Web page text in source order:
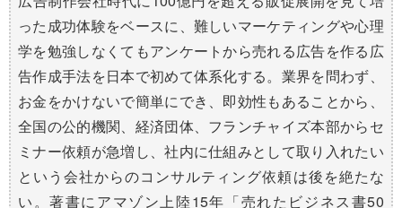
った成功体験をベースに、難しいマーケティングや心理
学を勉強しなくてもアンケートから売れる広告を作る広
告作成手法を日本で初めて体系化する。業界を問わず、
お金をかけないで簡単にでき、即効性もあることから、
全国の公的機関、経済団体、フランチャイズ本部からセ
ミナー依頼が急増し、社内に仕組みとして取り入れたい
という会社からのコンサルティング依頼は後を絶たな
い。著書にアマゾン上陸15年「売れたビジネス書50